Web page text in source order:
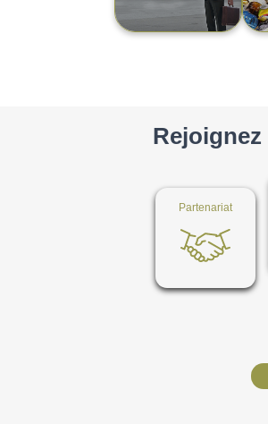
Rejoignez
Partenariat